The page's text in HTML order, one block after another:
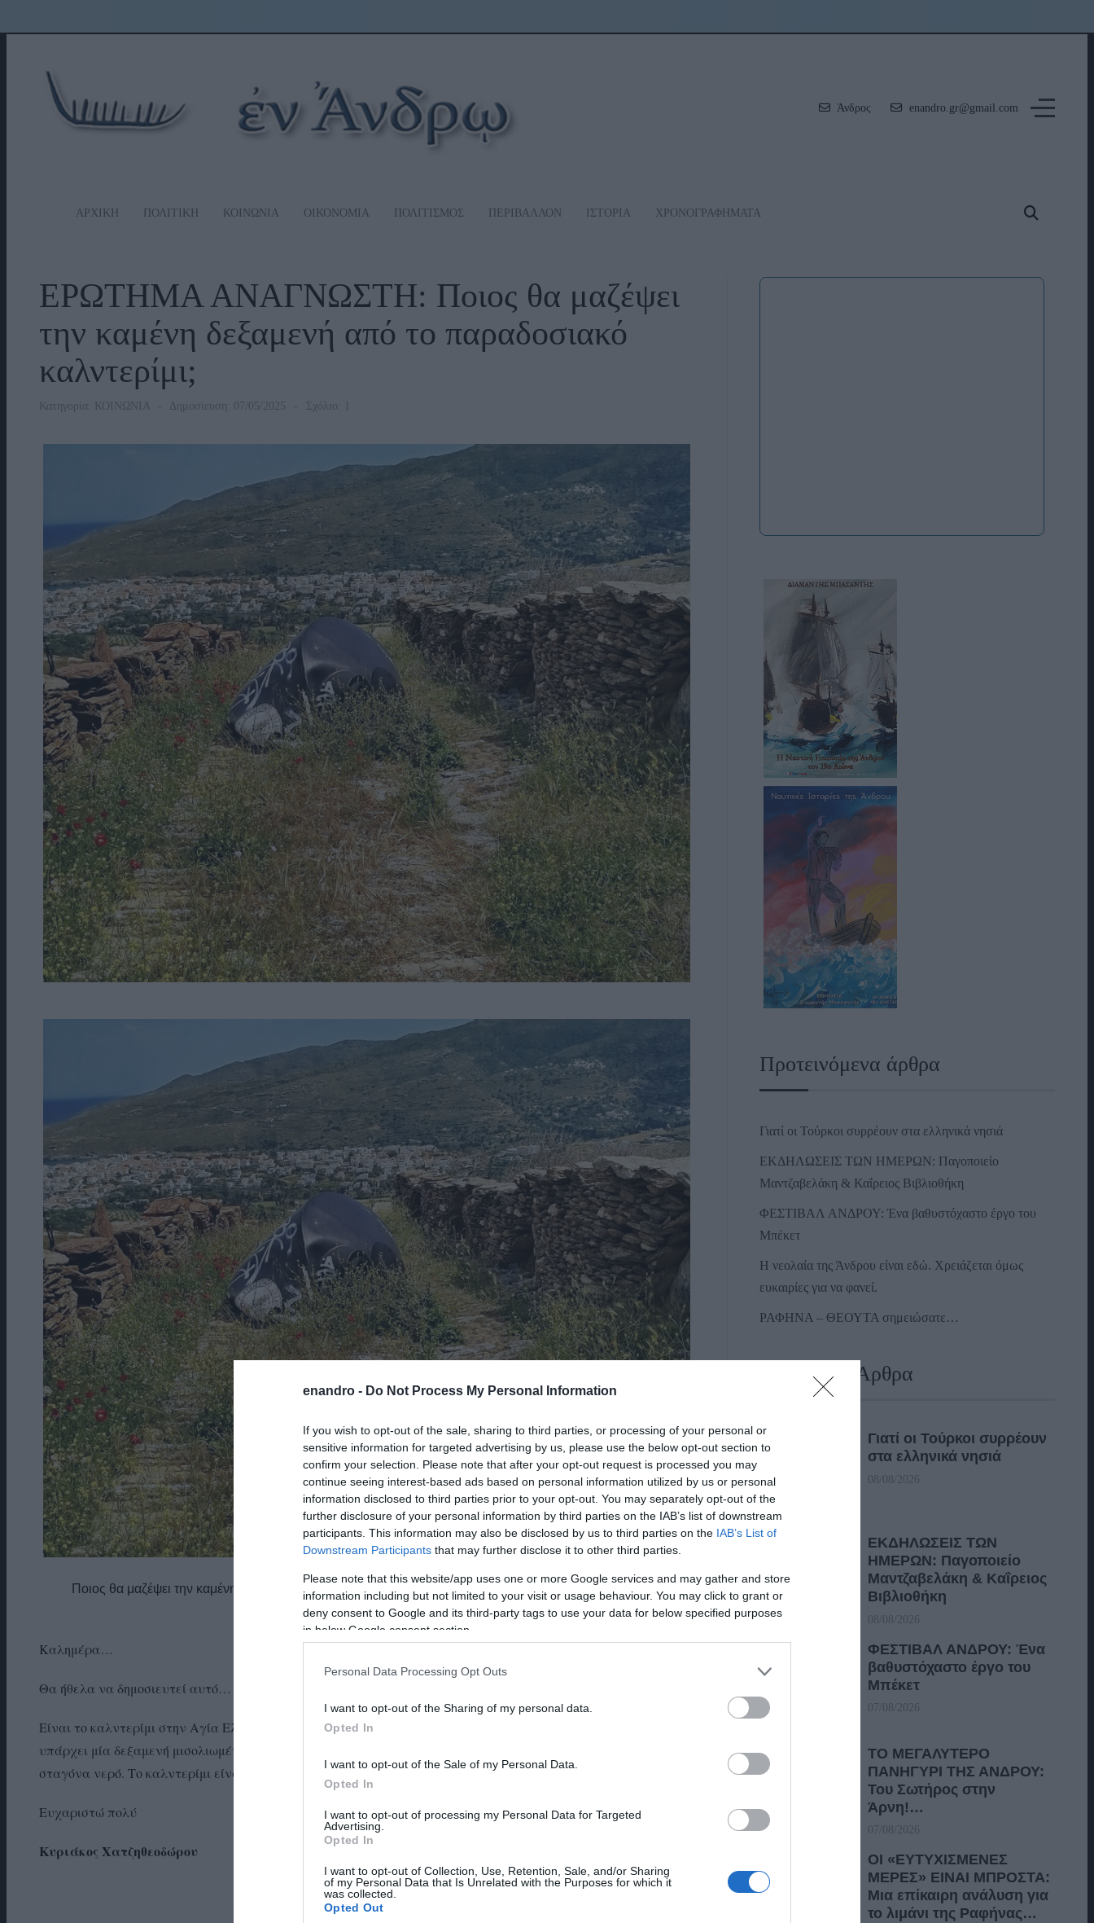
enandro - Do Not Process My Personal Information
If you wish to opt-out of the sale, sharing to third parties, or processing of your personal or
sensitive information for targeted advertising by us, please use the below opt-out section to
confirm your selection. Please note that after your opt-out request is processed you may
continue seeing interest-based ads based on personal information utilized by us or personal
information disclosed to third parties prior to your opt-out. You may separately opt-out of the
further disclosure of your personal information by third parties on the IAB’s list of downstream
participants. This information may also be disclosed by us to third parties on the IAB’s List of
Downstream Participants that may further disclose it to other third parties.
Please note that this website/app uses one or more Google services and may gather and store
information including but not limited to your visit or usage behaviour. You may click to grant or
deny consent to Google and its third-party tags to use your data for below specified purposes
in below Google consent section.
Personal Data Processing Opt Outs
I want to opt-out of the Sharing of my personal data.
Opted In
I want to opt-out of the Sale of my Personal Data.
Opted In
I want to opt-out of processing my Personal Data for Targeted
Advertising.
Opted In
I want to opt-out of Collection, Use, Retention, Sale, and/or Sharing
of my Personal Data that Is Unrelated with the Purposes for which it
was collected.
Opted Out
Άνδρος enandro.gr@gmail.com
ΑΡΧΙΚΗ ΠΟΛΙΤΙΚΗ ΚΟΙΝΩΝΙΑ ΟΙΚΟΝΟΜΙΑ ΠΟΛΙΤΙΣΜΟΣ ΠΕΡΙΒΑΛΛΟΝ ΙΣΤΟΡΙΑ ΧΡΟΝΟΓΡΑΦΗΜΑΤΑ
ΕΡΩΤΗΜΑ ΑΝΑΓΝΩΣΤΗ: Ποιος θα μαζέψει
την καμένη δεξαμενή από το παραδοσιακό
καλντερίμι;
Κατηγορία: ΚΟΙΝΩΝΙΑ Δημοσίευση: 07/05/2025 Σχόλιο: 1
Ποιος θα μαζέψει την καμένη δεξαμενή και θα καθαρίσει το παραδοσιακό καλντερίμι; – Φωτογραφία του
αναγνώστη
Καλημέρα…
Θα ήθελα να δημοσιευτεί αυτό…
Είναι το καλντερίμι στην Αγία Ελένη περιοχή Φυρόη, που κάηκε πέρυσι παραμονή του Αγίου Πνεύματος. Εκεί
υπάρχει μία δεξαμενή μισολιωμένη μες στη μέση στο μονοπάτι, η οποία πριν τη φωτιά ήτανε άδεια, δεν είχε
σταγόνα νερό. Το καλντερίμι είναι ακαθάριστο μέσα στα χόρτα και τα μπάζα…
Ευχαριστώ πολύ
Κυριάκος Χατζηθεοδώρου
Προτεινόμενα άρθρα
Γιατί οι Τούρκοι συρρέουν στα ελληνικά νησιά
ΕΚΔΗΛΩΣΕΙΣ ΤΩΝ ΗΜΕΡΩΝ: Παγοποιείο
Μαντζαβελάκη & Καΐρειος Βιβλιοθήκη
ΦΕΣΤΙΒΑΛ ΑΝΔΡΟΥ: Ένα βαθυστόχαστο έργο του
Μπέκετ
Η νεολαία της Άνδρου είναι εδώ. Χρειάζεται όμως
ευκαιρίες για να φανεί.
ΡΑΦΗΝΑ – ΘΕΟΥΤΑ σημειώσατε…
Πρόσφατα Άρθρα
Γιατί οι Τούρκοι συρρέουν
στα ελληνικά νησιά
08/08/2026
ΕΚΔΗΛΩΣΕΙΣ ΤΩΝ
ΗΜΕΡΩΝ: Παγοποιείο
Μαντζαβελάκη & Καΐρειος
Βιβλιοθήκη
08/08/2026
ΦΕΣΤΙΒΑΛ ΑΝΔΡΟΥ: Ένα
βαθυστόχαστο έργο του
Μπέκετ
07/08/2026
ΤΟ ΜΕΓΑΛΥΤΕΡΟ
ΠΑΝΗΓΥΡΙ ΤΗΣ ΑΝΔΡΟΥ:
Του Σωτήρος στην
Άρνη!…
07/08/2026
ΟΙ «ΕΥΤΥΧΙΣΜΕΝΕΣ
ΜΕΡΕΣ» ΕΙΝΑΙ ΜΠΡΟΣΤΑ:
Μια επίκαιρη ανάλυση για
το λιμάνι της Ραφήνας…